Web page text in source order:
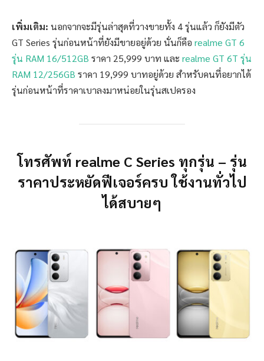
เพิ่มเติม: นอกจากจะมีรุ่นล่าสุดที่วางขายทั้ง 4 รุ่นแล้ว ก็ยังมีตัว
GT Series รุ่นก่อนหน้าที่ยังมีขายอยู่ด้วย นั่นก็คือ realme GT 6
รุ่น RAM 16/512GB ราคา 25,999 บาท และ realme GT 6T รุ่น
RAM 12/256GB ราคา 19,999 บาทอยู่ด้วย สำหรับคนที่อยากได้
รุ่นก่อนหน้าที่ราคาเบาลงมาหน่อยในรุ่นสเปครอง
โทรศัพท์ realme C Series ทุกรุ่น – รุ่น
ราคาประหยัดฟีเจอร์ครบ ใช้งานทั่วไป
ได้สบายๆ